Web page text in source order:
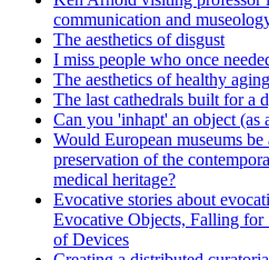
communication and
The aesthetics of disgust
I miss people who once
The aesthetics of healthy aging
The last cathedrals built for a
Can you 'inhapt' an object (as
Would European museums
preservation of the
medical heritage?
Evocative stories about
Evocative Objects, Falling
of Devices